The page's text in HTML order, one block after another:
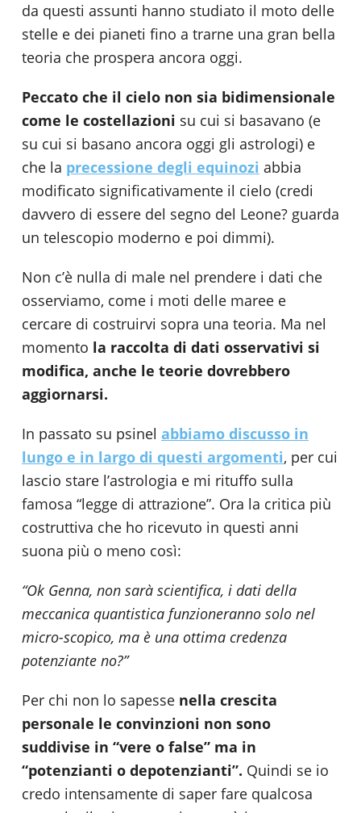
da questi assunti hanno studiato il moto delle
stelle e dei pianeti fino a trarne una gran bella
teoria che prospera ancora oggi.
Peccato che il cielo non sia bidimensionale
come le costellazioni su cui si basavano (e
su cui si basano ancora oggi gli astrologi) e
che la precessione degli equinozi abbia
modificato significativamente il cielo (credi
davvero di essere del segno del Leone? guarda
un telescopio moderno e poi dimmi).
Non c’è nulla di male nel prendere i dati che
osserviamo, come i moti delle maree e
cercare di costruirvi sopra una teoria. Ma nel
momento la raccolta di dati osservativi si
modifica, anche le teorie dovrebbero
aggiornarsi.
In passato su psinel abbiamo discusso in
lungo e in largo di questi argomenti, per cui
lascio stare l’astrologia e mi rituffo sulla
famosa “legge di attrazione”. Ora la critica più
costruttiva che ho ricevuto in questi anni
suona più o meno così:
“Ok Genna, non sarà scientifica, i dati della
meccanica quantistica funzioneranno solo nel
micro-scopico, ma è una ottima credenza
potenziante no?”
Per chi non lo sapesse nella crescita
personale le convinzioni non sono
suddivise in “vere o false” ma in
“potenzianti o depotenzianti”. Quindi se io
credo intensamente di saper fare qualcosa